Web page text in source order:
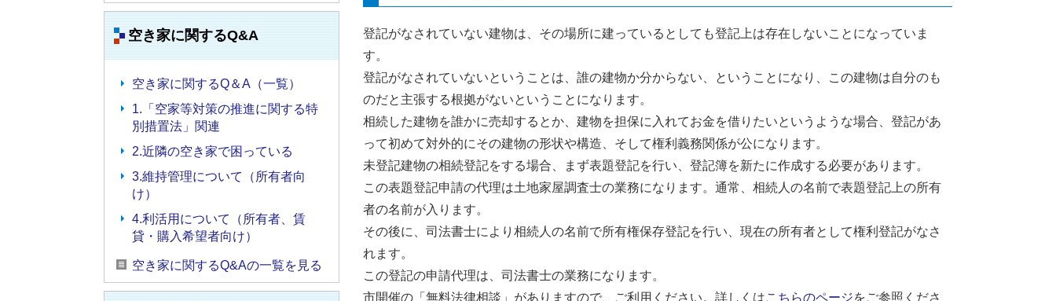
空き家に関するQ&A
空き家に関するQ＆A（一覧）
1.「空家等対策の推進に関する特
別措置法」関連
2.近隣の空き家で困っている
3.維持管理について（所有者向
け）
4.利活用について（所有者、賃
貸・購入希望者向け）
空き家に関するQ&Aの一覧を見る
登記がなされていない建物は、その場所に建っているとしても登記上は存在しないことになっていま
す。
登記がなされていないということは、誰の建物か分からない、ということになり、この建物は自分のも
のだと主張する根拠がないということになります。
相続した建物を誰かに売却するとか、建物を担保に入れてお金を借りたいというような場合、登記があ
って初めて対外的にその建物の形状や構造、そして権利義務関係が公になります。
未登記建物の相続登記をする場合、まず表題登記を行い、登記簿を新たに作成する必要があります。
この表題登記申請の代理は土地家屋調査士の業務になります。通常、相続人の名前で表題登記上の所有
者の名前が入ります。
その後に、司法書士により相続人の名前で所有権保存登記を行い、現在の所有者として権利登記がなさ
れます。
この登記の申請代理は、司法書士の業務になります。
市開催の「無料法律相談」がありますので、ご利用ください。詳しくはこちらのページをご参照くださ